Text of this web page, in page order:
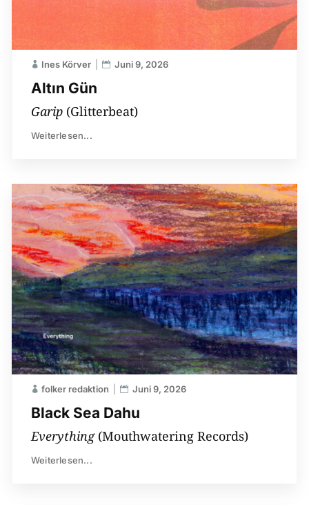
Altın Gün
Ines Körver Juni 9, 2026
Garip(Glitterbeat)
Weiterlesen...
Black Sea Dahu
folker redaktion Juni 9, 2026
Everything(Mouthwatering Records)
Weiterlesen...